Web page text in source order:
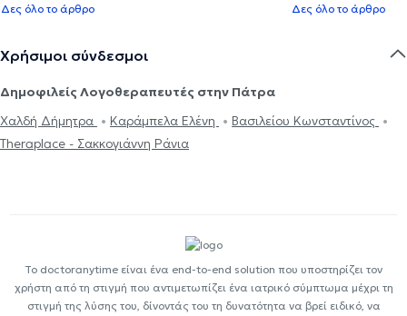
Δες όλο το άρθρο Δες όλο το άρθρο
Χρήσιμοι σύνδεσμοι
Δημοφιλείς Λογοθεραπευτές στην Πάτρα
Χαλδή Δήμητρα
Καράμπελα Ελένη
Βασιλείου Κωνσταντίνος
Theraplace - Σακκογιάννη Ράνια
Το doctoranytime είναι ένα end-to-end solution που υποστηρίζει τον
χρήστη από τη στιγμή που αντιμετωπίζει ένα ιατρικό σύμπτωμα μέχρι τη
στιγμή της λύσης του, δίνοντάς του τη δυνατότητα να βρεί ειδικό, να